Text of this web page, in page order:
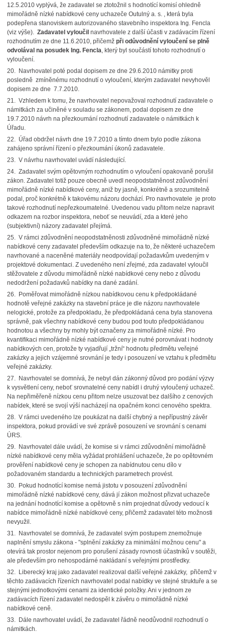
12.5.2010 vyplývá, že zadavatel se ztotožnil s hodnotící komisí ohledně
mimořádně nízké nabídkové ceny uchazeče Outulný a. s. , která byla
podepřena stanoviskem autorizovaného stavebního inspektora Ing. Fencla
(viz výše). Zadavatel vyloučil navrhovatele z další účasti v zadávacím řízení
rozhodnutím ze dne 11.6.2010, přičemž při odůvodnění vyloučení se plně
odvolával na posudek Ing. Fencla, který byl součástí tohoto rozhodnutí o
vyloučení.
20. Navrhovatel poté podal dopisem ze dne 29.6.2010 námitky proti
posledně zmíněnému rozhodnutí o vyloučení, kterým zadavatel nevyhověl
dopisem ze dne 7.7.2010.
21. Vzhledem k tomu, že navrhovatel nepovažoval rozhodnutí zadavatele o
námitkách za učiněné v souladu se zákonem, podal dopisem ze dne
19.7.2010 návrh na přezkoumání rozhodnutí zadavatele o námitkách k
Úřadu.
22. Úřad obdržel návrh dne 19.7.2010 a tímto dnem bylo podle zákona
zahájeno správní řízení o přezkoumání úkonů zadavatele.
23. V návrhu navrhovatel uvádí následující.
24. Zadavatel svým opětovným rozhodnutím o vyloučení opakovaně porušil
zákon. Zadavatel totiž pouze obecně uvedl neopodstatněnost zdůvodnění
mimořádně nízké nabídkové ceny, aniž by jasně, konkrétně a srozumitelně
podal, proč konkrétně k takovému názoru dochází. Pro navrhovatele je proto
takové rozhodnutí nepřezkoumatelné. Uvedenou vadu přitom nelze napravit
odkazem na rozbor inspektora, neboť se neuvádí, zda a které jeho
(subjektivní) názory zadavatel přejímá.
25. V rámci zdůvodnění neopodstatněnosti zdůvodněné mimořádně nízké
nabídkové ceny zadavatel především odkazuje na to, že některé uchazečem
navrhované a naceněné materiály neodpovídají požadavkům uvedeným v
projektové dokumentaci. Z uvedeného není zřejmé, zda zadavatel vyloučil
stěžovatele z důvodu mimořádně nízké nabídkové ceny nebo z důvodu
nedodržení požadavků nabídky na dané zadání.
26. Poměřovat mimořádně nízkou nabídkovou cenu k předpokládané
hodnotě veřejné zakázky na stavební práce je dle názoru navrhovatele
nelogické, protože za předpokladu, že předpokládaná cena byla stanovena
správně, pak všechny nabídkové ceny budou pod touto předpokládanou
hodnotou a všechny by mohly být označeny za mimořádně nízké. Pro
kvantifikaci mimořádně nízké nabídkové ceny je nutné porovnávat i hodnoty
nabídkových cen, protože ty vyjadřují „tržní“ hodnotu předmětu veřejné
zakázky a jejich vzájemné srovnání je tedy i posouzení ve vztahu k předmětu
veřejné zakázky.
27. Navrhovatel se domnívá, že nebyl dán zákonný důvod pro podání výzvy
k vysvětlení ceny, neboť srovnatelné ceny nabídl i druhý vyloučený uchazeč.
Na nepřiměřeně nízkou cenu přitom nelze usuzovat bez dalšího z cenových
nabídek, které se svojí výší nacházejí na opačném konci cenového spektra.
28. V rámci uvedeného lze poukázat na další chybný a nepřípustný závěr
inspektora, pokud provádí ve své zprávě posouzení ve srovnání s cenami
ÚRS.
29. Navrhovatel dále uvádí, že komise si v rámci zdůvodnění mimořádně
nízké nabídkové ceny měla vyžádat prohlášení uchazeče, že po opětovném
prověření nabídkové ceny je schopen za nabídnutou cenu dílo v
požadovaném standardu a technických parametrech provést.
30. Pokud hodnotící komise nemá jistotu v posouzení zdůvodnění
mimořádně nízké nabídkové ceny, dává jí zákon možnost přizvat uchazeče
na jednání hodnotící komise a opětovně s ním projednat důvody vedoucí k
nabídce mimořádně nízké nabídkové ceny, přičemž zadavatel této možnosti
nevyužil.
31. Navrhovatel se domnívá, že zadavatel svým postupem znemožnuje
naplnění smyslu zákona - "splnění zakázky za minimální možnou cenu" a
otevírá tak prostor nejenom pro porušení zásady rovnosti účastníků v soutěži,
ale především pro nehospodárné nakládaní s veřejnými prostředky.
32. Liberecký kraj jako zadavatel realizoval další veřejné zakázky, přičemž v
těchto zadávacích řízeních navrhovatel podal nabídky ve stejné struktuře a se
stejnými jednotkovými cenami za identické položky. Ani v jednom ze
zadávacích řízení zadavatel nedospěl k závěru o mimořádně nízké
nabídkové ceně.
33. Dále navrhovatel uvádí, že zadavatel řádně neodůvodnil rozhodnutí o
námitkách.